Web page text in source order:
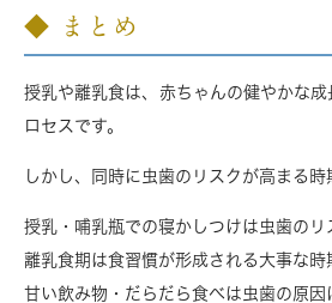
◆ まとめ
授乳や離乳食は、赤ちゃんの健やかな
ロセスです。
しかし、同時に虫歯のリスクが高まる時
授乳・哺乳瓶での寝かしつけは虫歯のリ
離乳食期は食習慣が形成される大事な時
甘い飲み物・だらだら食べは虫歯の原因